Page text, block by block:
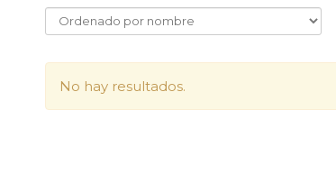
No hay resultados.